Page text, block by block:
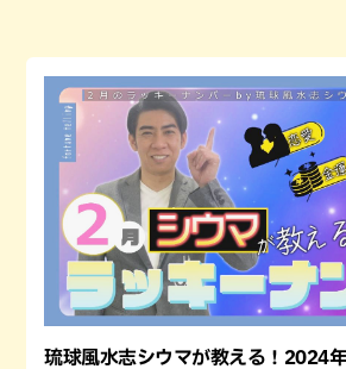
琉球風水志シウマが教える！2024